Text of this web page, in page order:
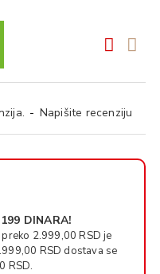
- Napišite recenziju
DINARA!
2.999,00 RSD je
RSD dostava se
RSD.